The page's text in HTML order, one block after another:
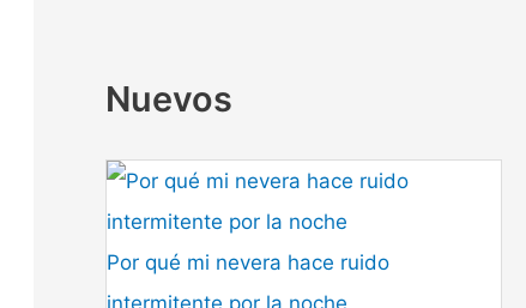
Nuevos
Por qué mi nevera hace ruido
intermitente por la noche